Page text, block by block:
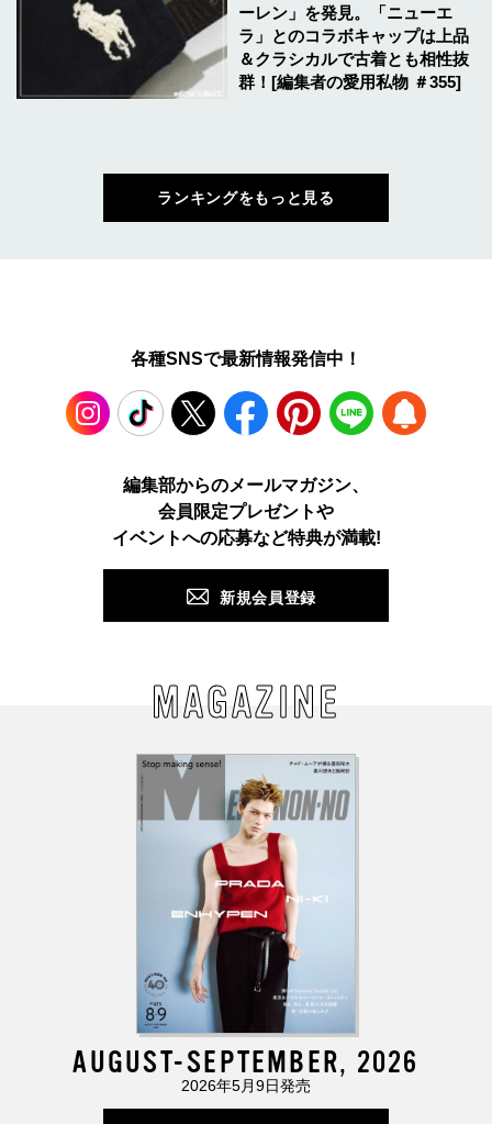
ーレン」を発見。「ニューエ
ラ」とのコラボキャップは上品
＆クラシカルで古着とも相性抜
群！[編集者の愛用私物 ＃355]
ランキングをもっと見る
各種SNSで最新情報発信中！
TikTok Facebook Pinterest LINE
編集部からのメールマガジン、
会員限定プレゼントや
イベントへの応募など特典が満載!
新規会員登録
MAGAZINE
AUGUST-SEPTEMBER, 2026
2026年5月9日発売